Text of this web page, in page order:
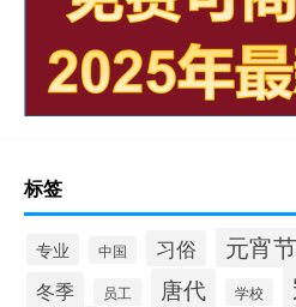
标签
专业 中国 习俗 元宵节
冬季 员工 唐代 学校